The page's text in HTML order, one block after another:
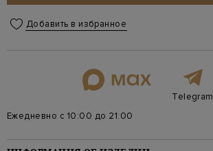
Добавить в избранное
Telegram
Ежедневно с 10:00 до 21:00